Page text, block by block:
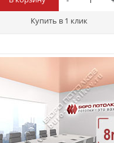
Купить в 1 клик